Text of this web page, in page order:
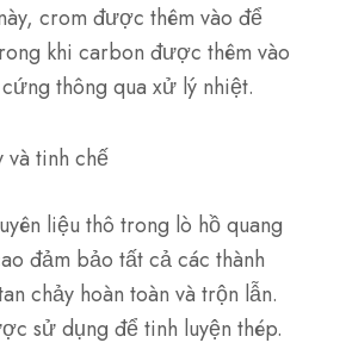
crom được thêm vào để
khi carbon được thêm vào
thông qua xử lý nhiệt.
và tinh chế
liệu thô trong lò hồ quang
đảm bảo tất cả các thành
chảy hoàn toàn và trộn lẫn.
sử dụng để tinh luyện thép.